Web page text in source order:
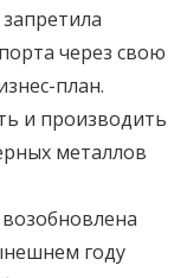
через свою
план.
и производить
металлов
году